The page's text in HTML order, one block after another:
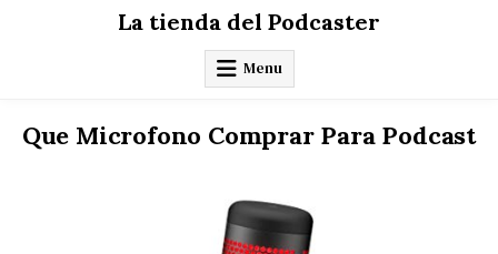
La tienda del Podcaster
Menu
Que Microfono Comprar Para Podcast